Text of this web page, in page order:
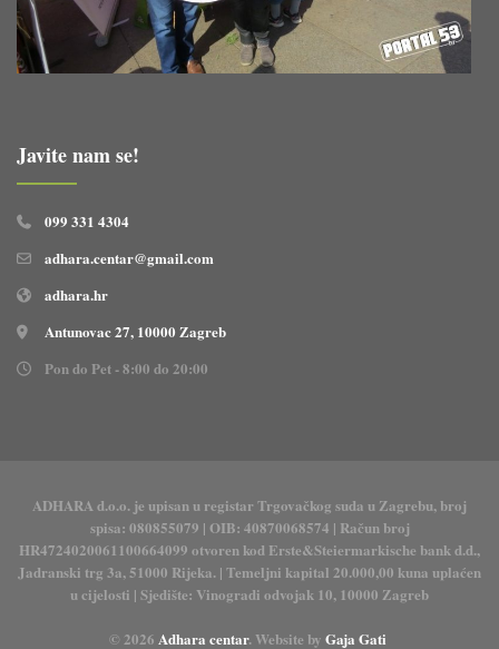
Javite nam se!
099 331 4304
adhara.centar@gmail.com
adhara.hr
Antunovac 27, 10000 Zagreb
Pon do Pet - 8:00 do 20:00
ADHARA d.o.o. je upisan u registar Trgovačkog suda u Zagrebu, broj
spisa: 080855079 | OIB: 40870068574 | Račun broj
HR4724020061100664099 otvoren kod Erste&Steiermarkische bank d.d.,
Jadranski trg 3a, 51000 Rijeka. | Temeljni kapital 20.000,00 kuna uplaćen
u cijelosti | Sjedište: Vinogradi odvojak 10, 10000 Zagreb
© 2026 Adhara centar. Website by Gaja Gati